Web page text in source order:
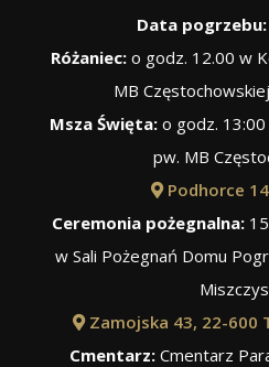
Data pogrzebu:
Różaniec:o godz. 12.00 w
MB
Msza Święta: o godz.
pw. MB
Podhorce
Ceremonia pożegnalna:
w Sali Pożegnań Domu
Zamojska 43, 22-600
Cmentarz: Cmentarz